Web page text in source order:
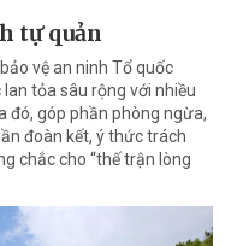
tự quản
vệ an ninh Tổ quốc
tỏa sâu rộng với nhiều
đó, góp phần phòng ngừa,
đoàn kết, ý thức trách
chắc cho “thế trận lòng